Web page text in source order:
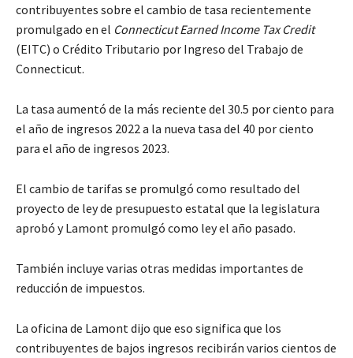
contribuyentes sobre el cambio de tasa recientemente
promulgado en el Connecticut Earned Income Tax Credit
(EITC) o Crédito Tributario por Ingreso del Trabajo de
Connecticut.
La tasa aumentó de la más reciente del 30.5 por ciento para
el año de ingresos 2022 a la nueva tasa del 40 por ciento
para el año de ingresos 2023.
El cambio de tarifas se promulgó como resultado del
proyecto de ley de presupuesto estatal que la legislatura
aprobó y Lamont promulgó como ley el año pasado.
También incluye varias otras medidas importantes de
reducción de impuestos.
La oficina de Lamont dijo que eso significa que los
contribuyentes de bajos ingresos recibirán varios cientos de